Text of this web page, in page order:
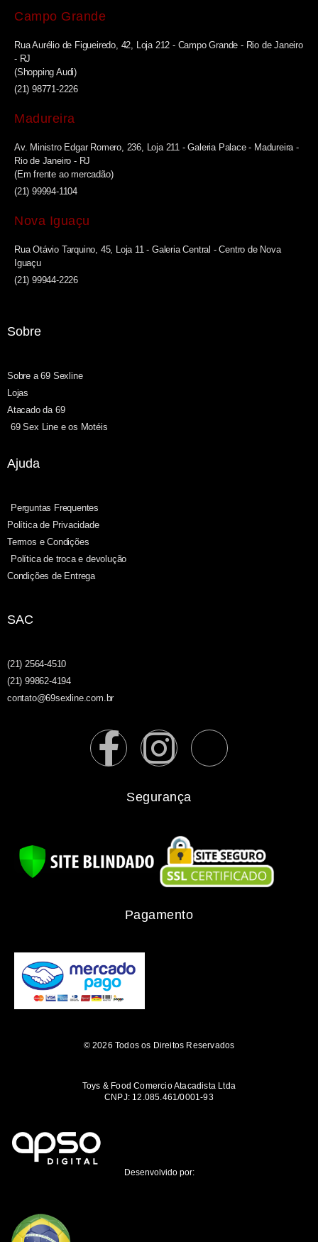
Campo Grande
Rua Aurélio de Figueiredo, 42, Loja 212 - Campo Grande - Rio de Janeiro
- RJ
(Shopping Audi)
(21) 98771-2226
Madureira
Av. Ministro Edgar Romero, 236, Loja 211 - Galeria Palace - Madureira -
Rio de Janeiro - RJ
(Em frente ao mercadão)
(21) 99994-1104
Nova Iguaçu
Rua Otávio Tarquino, 45, Loja 11 - Galeria Central - Centro de Nova
Iguaçu
(21) 99944-2226
Sobre
Sobre a 69 Sexline
Lojas
Atacado da 69
69 Sex Line e os Motéis
Ajuda
Perguntas Frequentes
Política de Privacidade
Termos e Condições
Política de troca e devolução
Condições de Entrega
SAC
(21) 2564-4510
(21) 99862-4194
contato@69sexline.com.br
Segurança
Pagamento
© 2026 Todos os Direitos Reservados
Toys & Food Comercio Atacadista Ltda
CNPJ: 12.085.461/0001-93
Desenvolvido por: